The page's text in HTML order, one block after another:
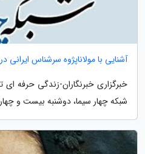
آشنایی با مولاناپژوه سرشناس
خبرگزاری خبرنگاران-زندگی حرفه
شبکه چهار سیما، دوشنبه بیست و